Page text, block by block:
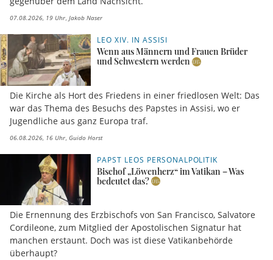
07.08.2026, 19 Uhr Jakob Naser
LEO XIV. IN ASSISI
Wenn aus Männern und Frauen Brüder
und Schwestern werden
Die Kirche als Hort des Friedens in einer friedlosen Welt: Das
war das Thema des Besuchs des Papstes in Assisi, wo er
Jugendliche aus ganz Europa traf.
06.08.2026, 16 Uhr Guido Horst
PAPST LEOS PERSONALPOLITIK
Bischof „Löwenherz“ im Vatikan – Was
bedeutet das?
Die Ernennung des Erzbischofs von San Francisco, Salvatore
Cordileone, zum Mitglied der Apostolischen Signatur hat
manchen erstaunt. Doch was ist diese Vatikanbehörde
überhaupt?